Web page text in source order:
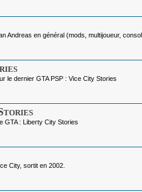
Andreas en général (mods, multijoueur,
le dernier GTA PSP : Vice City Stories
GTA : Liberty City Stories
City, sortit en 2002.